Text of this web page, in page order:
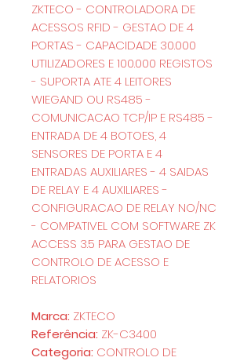
ZKTECO - CONTROLADORA DE
ACESSOS RFID - GESTAO DE 4
PORTAS - CAPACIDADE 30.000
UTILIZADORES E 100.000 REGISTOS
- SUPORTA ATE 4 LEITORES
WIEGAND OU RS485 -
COMUNICACAO TCP/IP E RS485 -
ENTRADA DE 4 BOTOES, 4
SENSORES DE PORTA E 4
ENTRADAS AUXILIARES - 4 SAIDAS
DE RELAY E 4 AUXILIARES -
CONFIGURACAO DE RELAY NO/NC
- COMPATIVEL COM SOFTWARE ZK
ACCESS 3.5 PARA GESTAO DE
CONTROLO DE ACESSO E
RELATORIOS
Marca: ZKTECO
Referência: ZK-C3400
Categoria: CONTROLO DE